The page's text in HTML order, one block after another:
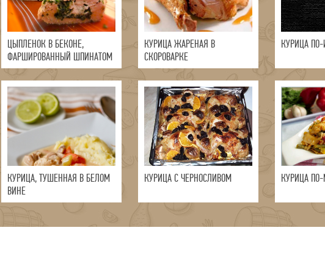
ЦЫПЛЕНОК В БЕКОНЕ,
ФАРШИРОВАННЫЙ ШПИНАТОМ
И СЫРОМ
КУРИЦА ЖАРЕНАЯ В
СКОРОВАРКЕ
КУРИЦА
КУРИЦА, ТУШЕННАЯ В БЕЛОМ
ВИНЕ
КУРИЦА С ЧЕРНОСЛИВОМ КУРИЦА